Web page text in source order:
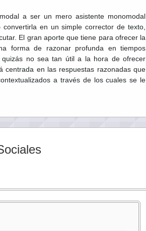
a ser un mero asistente monomodal
en un simple corrector de texto,
El gran aporte que tiene para ofrecer la
forma de razonar profunda en tiempos
no sea tan útil a la hora de ofrecer
centrada en las respuestas razonadas que
a través de los cuales se le